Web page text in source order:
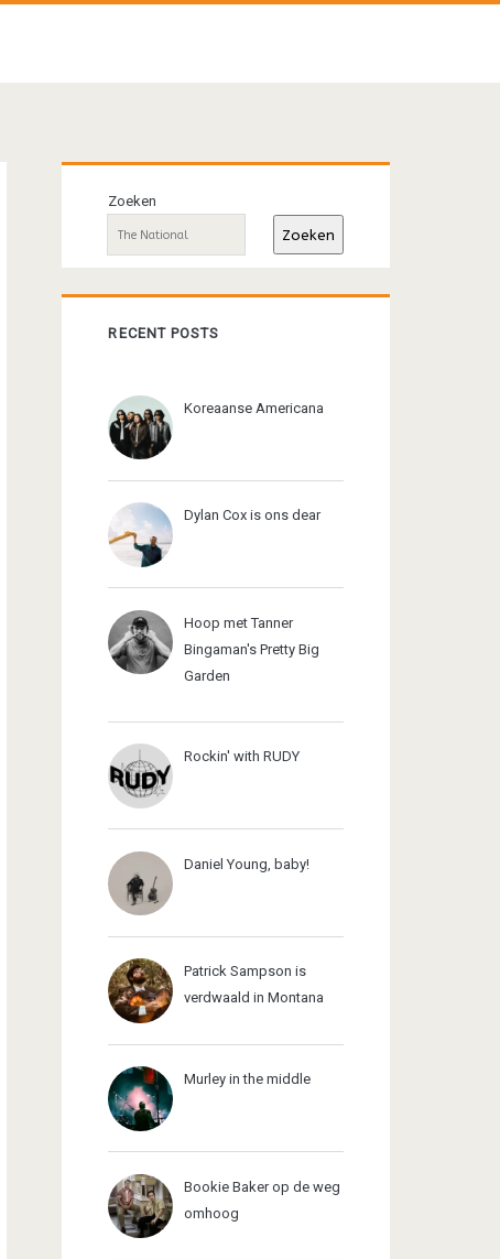
Primaire
sidebar
Zoeken
Zoeken
RECENT POSTS
Koreaanse Americana
Dylan Cox is ons dear
Hoop met Tanner
Bingaman's Pretty Big
Garden
Rockin' with RUDY
Daniel Young, baby!
Patrick Sampson is
verdwaald in Montana
Murley in the middle
Bookie Baker op de weg
omhoog